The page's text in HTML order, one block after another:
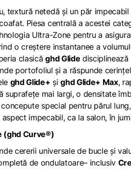
textură netedă și un păr
Piesa centrală a acestei
Ultra-Zone pentru a
o creștere instantanee a
clasicăghd Glide
portofoliul și a răspunde
ghd Glide+ șighd Glide+ Max,
suprafețe mai largi, o densitate
special pentru părul
impecabil, ca la salon, în
(ghd Curve®)
cererii universale de bucle și
de ondulatoare– inclusiv